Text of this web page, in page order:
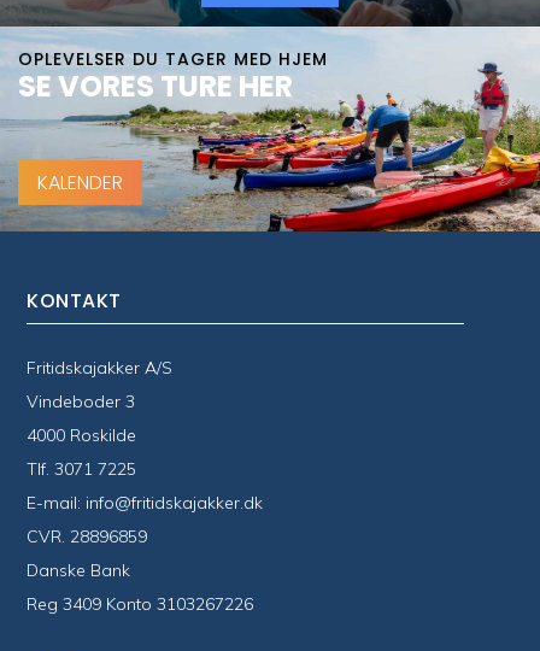
OPLEVELSER DU TAGER MED HJEM
SE VORES TURE HER
KALENDER
KONTAKT
Fritidskajakker A/S
Vindeboder 3
4000 Roskilde
Tlf.3071 7225
E-mail: info@fritidskajakker.dk
CVR. 28896859
Danske Bank
Reg 3409 Konto 3103267226